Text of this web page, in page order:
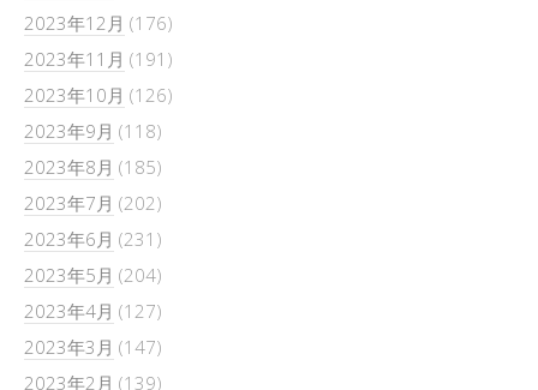
2023年12月 (176)
2023年11月 (191)
2023年10月 (126)
2023年9月 (118)
2023年8月 (185)
2023年7月 (202)
2023年6月 (231)
2023年5月 (204)
2023年4月 (127)
2023年3月 (147)
2023年2月 (139)